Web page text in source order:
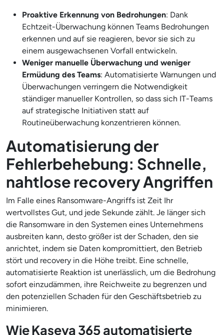
Proaktive Erkennung von Bedrohungen: Dank
Echtzeit-Überwachung können Teams Bedrohungen
erkennen und auf sie reagieren, bevor sie sich zu
einem ausgewachsenen Vorfall entwickeln.
Weniger manuelle Überwachung und weniger
Ermüdung des Teams: Automatisierte Warnungen und
Überwachungen verringern die Notwendigkeit
ständiger manueller Kontrollen, so dass sich IT-Teams
auf strategische Initiativen statt auf
Routineüberwachung konzentrieren können.
Automatisierung der
Fehlerbehebung: Schnelle,
nahtlose recovery Angriffen
Im Falle eines Ransomware-Angriffs ist Zeit Ihr
wertvollstes Gut, und jede Sekunde zählt. Je länger sich
die Ransomware in den Systemen eines Unternehmens
ausbreiten kann, desto größer ist der Schaden, den sie
anrichtet, indem sie Daten kompromittiert, den Betrieb
stört und recovery in die Höhe treibt. Eine schnelle,
automatisierte Reaktion ist unerlässlich, um die Bedrohung
sofort einzudämmen, ihre Reichweite zu begrenzen und
den potenziellen Schaden für den Geschäftsbetrieb zu
minimieren.
Wie Kaseya 365 automatisierte